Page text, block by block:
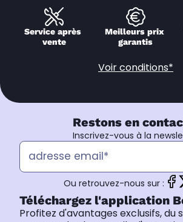
Service après
vente
Meilleurs prix
garantis
Voir conditions*
Restons en
Inscrivez-vous à la
Ou retrouvez-nous sur :
Téléchargez l'application
Profitez d'avantages exclusifs, du